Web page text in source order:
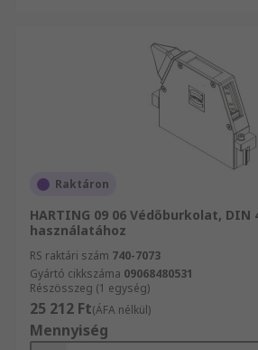
Raktáron
HARTING 09 06 Védőburkolat, DIN
használatához
RS raktári szám 740-7073
Gyártó cikkszáma 09068480531
Részösszeg (1 egység)
25 212 Ft(ÁFA nélkül)
Mennyiség